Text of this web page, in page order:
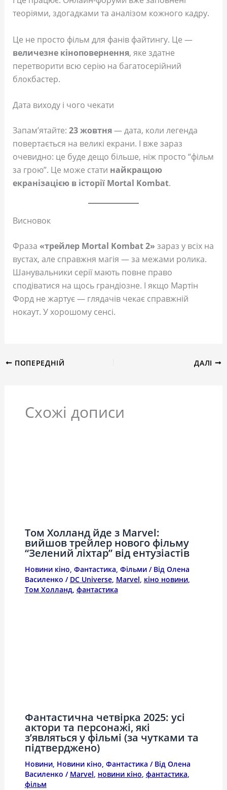
теоріями, здогадками та аналізом кожного кадру.
Це не просто фільм для фанів файтингу. Це —
величезне кіноповернення, яке здатне
перетворити всю серію на багатосерійний
блокбастер.
Дата виходу і чого чекати
Запам’ятайте: 23 жовтня— дата, коли легенда
повертається на великі екрани. І вже зараз
очевидно: це буде дещо більше, ніж просто “фільм
за грою”. Це може стати найкращою
екранізацією в історії Mortal Kombat.
Висновок
Фраза «трейлер Mortal Kombat 2» зараз у всіх на
вустах, але справжня магія — за межами ролика.
Шанувальники серії мають повне право
сподіватися на щось грандіозне. І якщо Мартін
Форд не жартує — глядачів чекає справжній
нокаут. У хорошому сенсі.
ПОПЕРЕДНІЙ ДАЛІ
Схожі дописи
Том Холланд йде з Marvel:
вийшов трейлер нового фільму
“Зелений ліхтар” від ентузіастів
Новини кіно, Фантастика, Фільми/ Від Олена
Василенко / DC Universe, Marvel, кіно новини,
Том Холланд, фантастика
Фантастична четвірка 2025: усі
актори та персонажі, які
з’являться у фільмі (за чутками та
підтверджено)
Новини, Новини кіно, Фантастика / Від Олена
Василенко / Marvel, новини кіно, фантастика,
фільм